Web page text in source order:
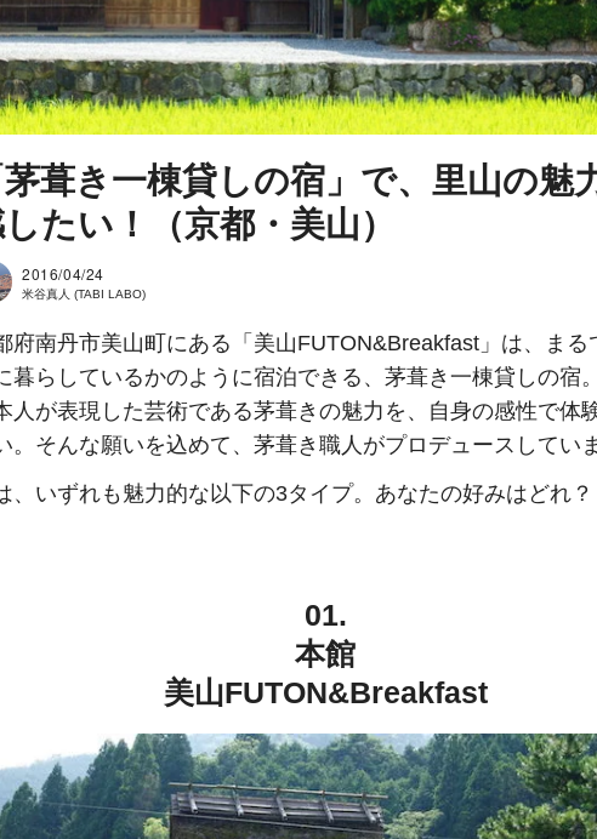
茅葺き一棟貸しの宿」で、里山の魅
たい！（京都・美山）
2016/04/24
米谷真人 (TABI LABO)
府南丹市美山町にある「美山FUTON&Breakfast」は、まる
暮らしているかのように宿泊できる、茅葺き一棟貸しの宿
人が表現した芸術である茅葺きの魅力を、自身の感性で体
。そんな願いを込めて、茅葺き職人がプロデュースしてい
、いずれも魅力的な以下の3タイプ。あなたの好みはどれ？
01.
本館
美山FUTON&Breakfast